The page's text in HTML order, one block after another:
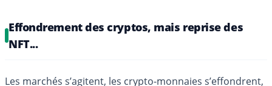
Effondrement des cryptos, mais reprise des
NFT...
Les marchés s’agitent, les crypto-monnaies s’effondrent,